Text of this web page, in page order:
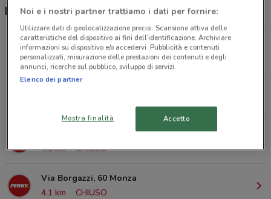
Negozi PENNY a Sesto San Giovanni
Via Wolfgang Amadeus Mozart Cologno Monzese
3.6 km
CHIUSO
Viale Padova, 166 Milano
4.1 km
CHIUSO
Via Borgazzi, 60 Monza
4.1 km
CHIUSO
Noi e i nostri partner trattiamo i dati per fornire:
Utilizzare dati di geolocalizzazione precisi. Scansione attiva delle
caratteristiche del dispositivo ai fini dell’identificazione. Archiviare
informazioni su dispositivo e/o accedervi. Pubblicità e contenuti
personalizzati, misurazione delle prestazioni dei contenuti e degli
annunci, ricerche sul pubblico, sviluppo di servizi.
Elenco dei partner
Mostra finalità Accetto